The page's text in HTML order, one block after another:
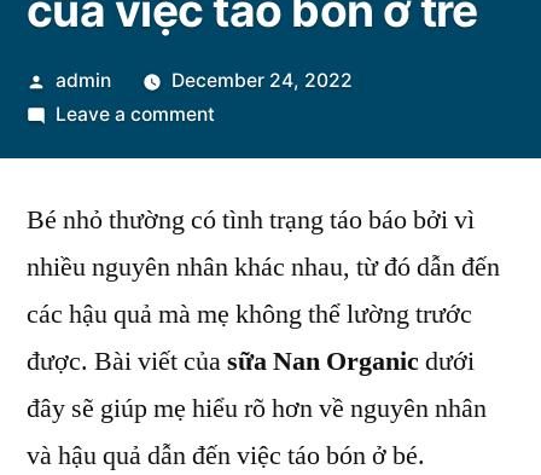
Posted
by
admin
December 24, 2022
Leave a commenton
Organic:
nhân,
hậu
quả
việc
táo
Bé nhỏ thường có tình trạng táo báo bởi vì
nhiều nguyên nhân khác nhau, từ đó dẫn đến
các hậu quả mà mẹ không thể lường trước
được. Bài viết củasữa Nan Organicdưới
đây sẽ giúp mẹ hiểu rõ hơn về nguyên nhân
và hậu quả dẫn đến việc táo bón ở bé.